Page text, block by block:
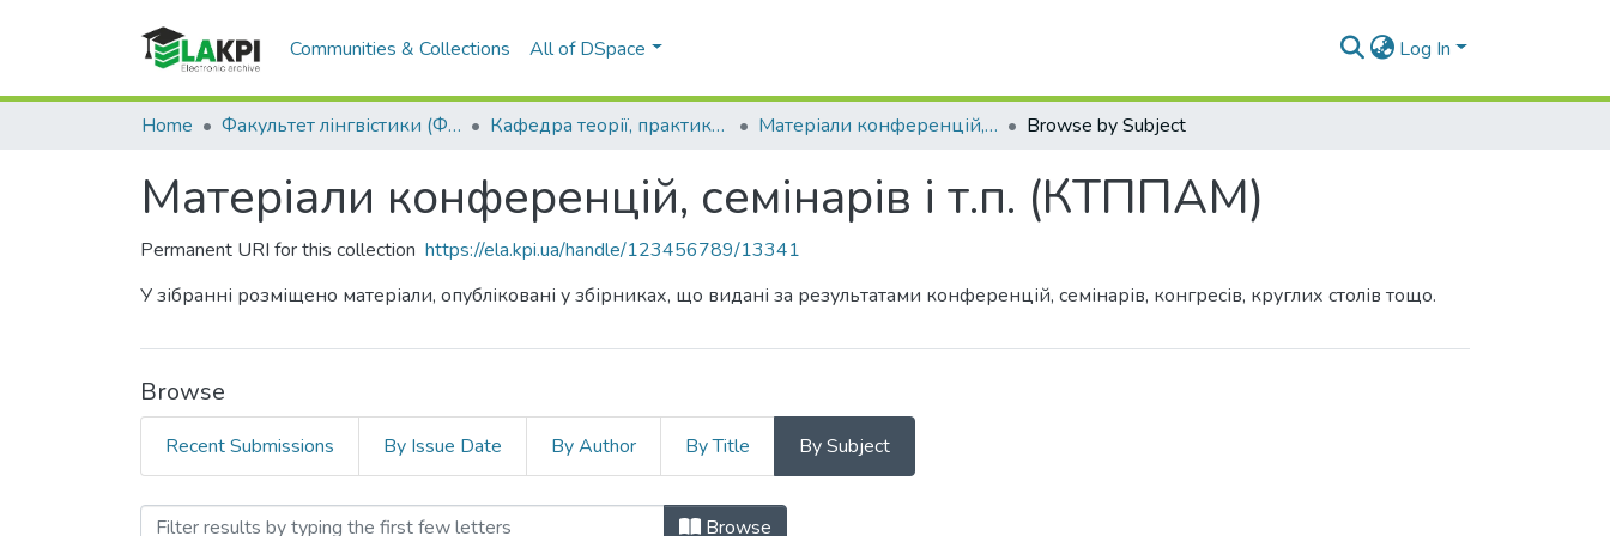
Communities & Collections All of DSpace Log In
Home Факультет лінгвістики (ФЛ) Кафедра теорії, практики та перекладу англійської мови (КТППАМ) Матеріали конференцій, семінарів і т.п. (КТППАМ) Browse by Subject
Матеріали конференцій, семінарів і т.п. (КТППАМ)
Permanent URI for this collection https://ela.kpi.ua/handle/123456789/13341
У зібранні розміщено матеріали, опубліковані у збірниках, що видані за результатами конференцій, семінарів, конгресів, круглих столів тощо.
Browse
Recent Submissions By Issue Date By Author By Title By Subject
Browsing Матеріали конференцій, семінарів і т.п. (КТППАМ) by Subject
Browse